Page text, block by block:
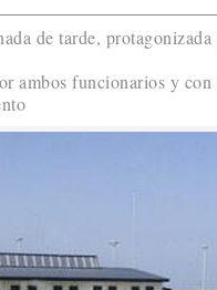
de tarde,
ambos funcionarios y